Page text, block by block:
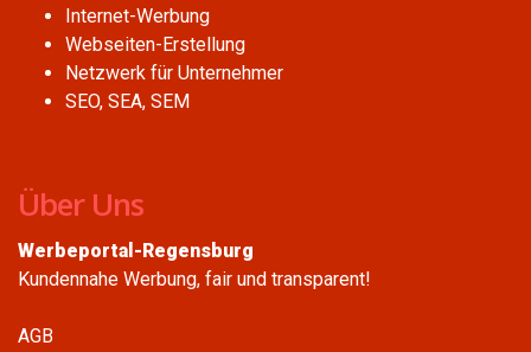
Internet-Werbung
Webseiten-Erstellung
Netzwerk für Unternehmer
SEO, SEA, SEM
Über Uns
Werbeportal-Regensburg
Kundennahe Werbung, fair und transparent!
AGB